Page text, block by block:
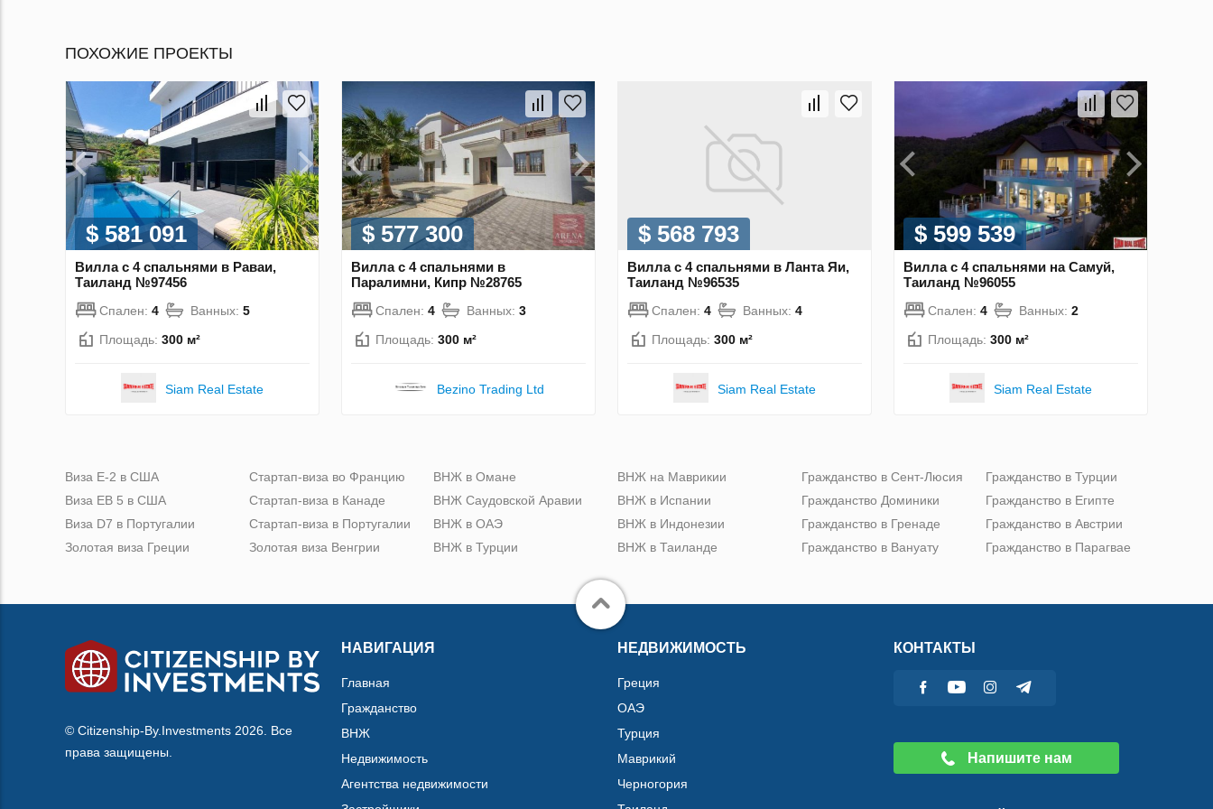
ПОХОЖИЕ ПРОЕКТЫ
$ 581 091
Вилла с 4 спальнями в Раваи,
Таиланд №97456
Спален: 4 Ванных: 5
Площадь: 300 м²
Siam Real Estate
$ 577 300
Вилла с 4 спальнями в
Паралимни, Кипр №28765
Спален: 4 Ванных: 3
Площадь: 300 м²
Bezino Trading Ltd
$ 568 793
Вилла с 4 спальнями в Ланта Яи,
Таиланд №96535
Спален: 4 Ванных: 4
Площадь: 300 м²
Siam Real Estate
$ 599 539
Вилла с 4 спальнями на Самуй,
Таиланд №96055
Спален: 4 Ванных: 2
Площадь: 300 м²
Siam Real Estate
Виза Е-2 в США
Виза ЕВ 5 в США
Виза D7 в Португалии
Золотая виза Греции
Стартап-виза во Францию
Стартап-виза в Канаде
Стартап-виза в Португалии
Золотая виза Венгрии
ВНЖ в Омане
ВНЖ Саудовской Аравии
ВНЖ в ОАЭ
ВНЖ в Турции
ВНЖ на Маврикии
ВНЖ в Испании
ВНЖ в Индонезии
ВНЖ в Таиланде
Гражданство в Сент-Люсия
Гражданство Доминики
Гражданство в Гренаде
Гражданство в Вануату
Гражданство в Турции
Гражданство в Египте
Гражданство в Австрии
Гражданство в Парагвае
© Citizenship-By.Investments 2026. Все
права защищены.
НАВИГАЦИЯ
Главная
Гражданство
ВНЖ
Недвижимость
Агентства недвижимости
НЕДВИЖИМОСТЬ
Греция
ОАЭ
Турция
Маврикий
Черногория
КОНТАКТЫ
Напишите нам